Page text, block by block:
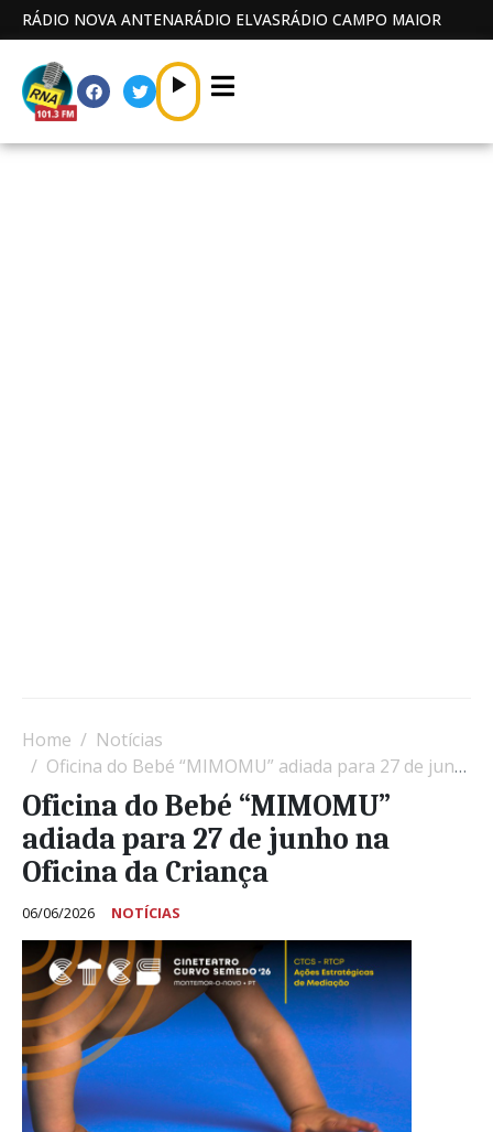
RÁDIO NOVA ANTENARÁDIO ELVASRÁDIO CAMPO MAIOR
Home
Notícias
Oficina do Bebé “MIMOMU” adiada para 27 de junho na Oficina da Criança
Oficina do Bebé “MIMOMU”
adiada para 27 de junho na
Oficina da Criança
06/06/2026 NOTÍCIAS